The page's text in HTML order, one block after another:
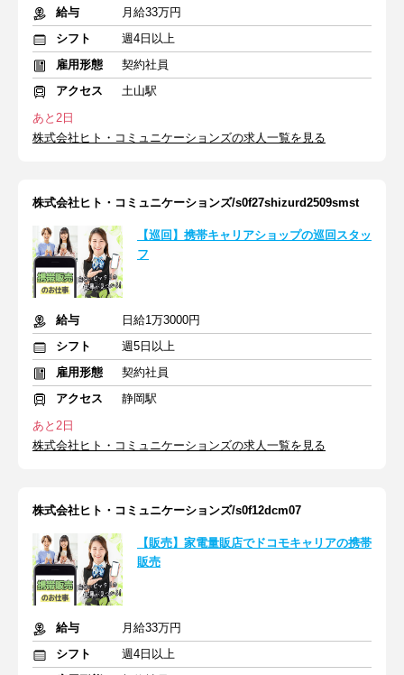
給与
月給33万円
シフト
週4日以上
雇用形態
契約社員
アクセス
土山駅
あと2日
株式会社ヒト・コミュニケーションズの求人一覧を見る
株式会社ヒト・コミュニケーションズ/s0f27shizurd2509smst
【巡回】携帯キャリアショップの巡回スタッ
フ
給与
日給1万3000円
シフト
週5日以上
雇用形態
契約社員
アクセス
静岡駅
あと2日
株式会社ヒト・コミュニケーションズの求人一覧を見る
株式会社ヒト・コミュニケーションズ/s0f12dcm07
【販売】家電量販店でドコモキャリアの携帯
販売
給与
月給33万円
シフト
週4日以上